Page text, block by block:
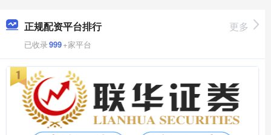
正规配资平台排行
已收录999+家平台
更多